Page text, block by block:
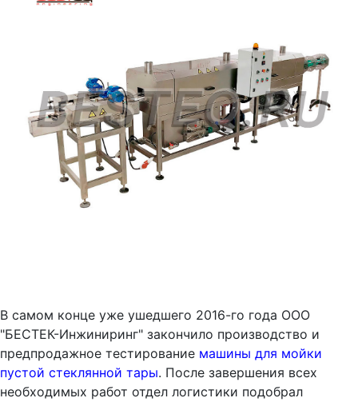
В самом конце уже ушедшего 2016-го года ООО
"БЕСТЕК-Инжиниринг" закончило производство и
предпродажное тестирование машины для мойки
пустой стеклянной тары. После завершения всех
необходимых работ отдел логистики подобрал